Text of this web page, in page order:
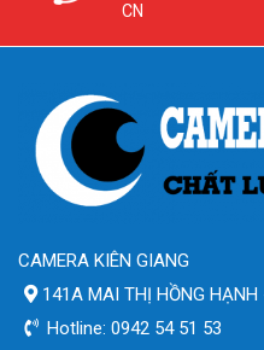
CN
CAMERA KIÊN GIANG
141A MAI THỊ HỒNG
Hotline: 0942 54 51 53